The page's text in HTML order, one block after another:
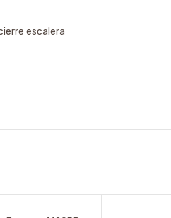
escalera